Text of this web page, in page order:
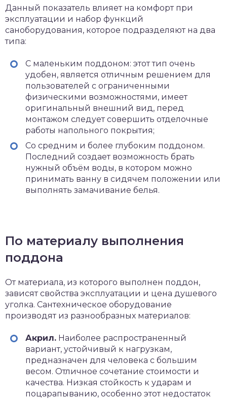
Данный показатель влияет на комфорт при
эксплуатации и набор функций
саноборудования, которое подразделяют на два
типа:
С маленьким поддоном: этот тип очень
удобен, является отличным решением для
пользователей с ограниченными
физическими возможностями, имеет
оригинальный внешний вид, перед
монтажом следует совершить отделочные
работы напольного покрытия;
Со средним и более глубоким поддоном.
Последний создает возможность брать
нужный объём воды, в котором можно
принимать ванну в сидячем положении или
выполнять замачивание белья.
По материалу выполнения
поддона
От материала, из которого выполнен поддон,
зависят свойства эксплуатации и цена душевого
уголка. Сантехническое оборудование
производят из разнообразных материалов:
Акрил. Наиболее распространенный
вариант, устойчивый к нагрузкам,
предназначен для человека с большим
весом. Отличное сочетание стоимости и
качества. Низкая стойкость к ударам и
поцарапыванию, особенно этот недостаток